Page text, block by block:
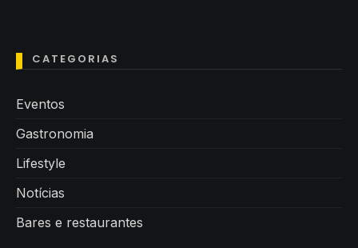
CATEGORIAS
Eventos
Gastronomia
Lifestyle
Notícias
Bares e restaurantes